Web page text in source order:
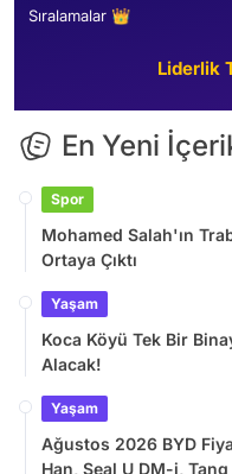
Sıralamalar 👑
Liderlik
En Yeni
Spor
Mohamed Salah'ın
Ortaya Çıktı
Yaşam
Koca Köyü Tek Bir
Alacak!
Yaşam
Ağustos 2026 BYD
Han, Seal U DM-i,